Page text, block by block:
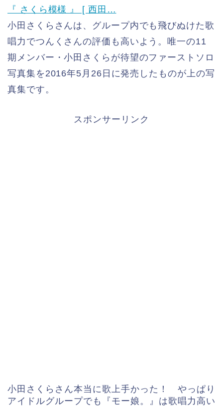
『 さくら模様 』 [ 西田…
小田さくらさんは、グループ内でも飛びぬけた歌
唱力でつんくさんの評価も高いよう。唯一の11
期メンバー・小田さくらが待望のファーストソロ
写真集を2016年5月26日に発売したものが上の写
真集です。
スポンサーリンク
小田さくらさん本当に歌上手かった！ やっぱり
アイドルグループでも『モー娘。』は歌唱力高い